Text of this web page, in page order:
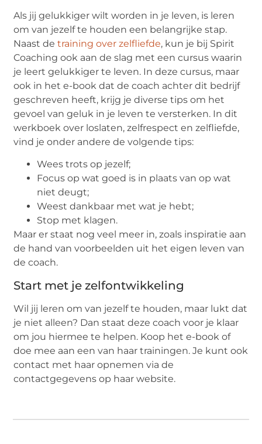
Als jij gelukkiger wilt worden in je leven, is leren
om van jezelf te houden een belangrijke stap.
Naast detraining over zelfliefde, kun je bij Spirit
Coaching ook aan de slag met een cursus waarin
je leert gelukkiger te leven. In deze cursus, maar
ook in het e-book dat de coach achter dit bedrijf
geschreven heeft, krijg je diverse tips om het
gevoel van geluk in je leven te versterken. In dit
werkboek over loslaten, zelfrespect en zelfliefde,
vind je onder andere de volgende tips:
Wees trots op jezelf;
Focus op wat goed is in plaats van op wat
niet deugt;
Weest dankbaar met wat je hebt;
Stop met klagen.
Maar er staat nog veel meer in, zoals inspiratie aan
de hand van voorbeelden uit het eigen leven van
de coach.
Start met je zelfontwikkeling
Wil jij leren om van jezelf te houden, maar lukt dat
je niet alleen? Dan staat deze coach voor je klaar
om jou hiermee te helpen. Koop het e-book of
doe mee aan een van haar trainingen. Je kunt ook
contact met haar opnemen via de
contactgegevens op haar website.